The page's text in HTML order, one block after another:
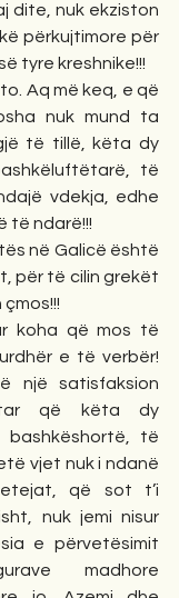
dite, nuk ekziston
përkujtimore për
tyre kreshnike!!!
Aq më keq, e që
nuk mund ta
të tillë, këta dy
të
vdekja, edhe
të ndarë!!!
në Galicë është
për të cilin grekët
koha që mos të
e të verbër!
një satisfaksion
që këta dy
bashkëshortë, të
vjet nuk i ndanë
që sot t’i
nuk jemi nisur
e përvetësimit
madhore